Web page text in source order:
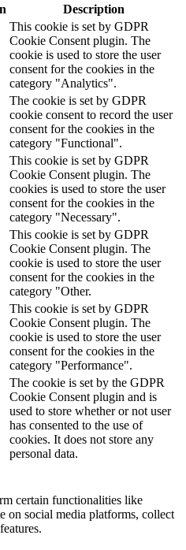
Description
This cookie is set by GDPR
Cookie Consent plugin. The
cookie is used to store the user
consent for the cookies in the
category "Analytics".
The cookie is set by GDPR
cookie consent to record the user
consent for the cookies in the
category "Functional".
This cookie is set by GDPR
Cookie Consent plugin. The
cookies is used to store the user
consent for the cookies in the
category "Necessary".
This cookie is set by GDPR
Cookie Consent plugin. The
cookie is used to store the user
consent for the cookies in the
category "Other.
This cookie is set by GDPR
Cookie Consent plugin. The
cookie is used to store the user
consent for the cookies in the
category "Performance".
The cookie is set by the GDPR
Cookie Consent plugin and is
used to store whether or not user
has consented to the use of
cookies. It does not store any
personal data.
certain functionalities like
on social media platforms, collect